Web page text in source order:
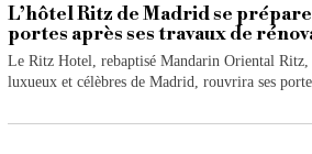
L’hôtel Ritz de Madrid se
portes après ses travaux de
Le Ritz Hotel, rebaptisé Mandarin Oriental Ritz,
luxueux et célèbres de Madrid, rouvrira ses